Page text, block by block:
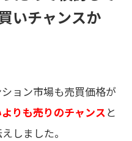
いチャンスか
ョン市場も売買価格が
りも売りのチャンスと
しました。